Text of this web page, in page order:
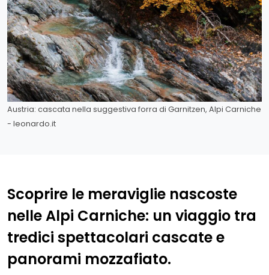
Austria: cascata nella suggestiva forra di Garnitzen, Alpi Carniche
- leonardo.it
Scoprire le meraviglie nascoste
nelle Alpi Carniche: un viaggio tra
tredici spettacolari cascate e
panorami mozzafiato.